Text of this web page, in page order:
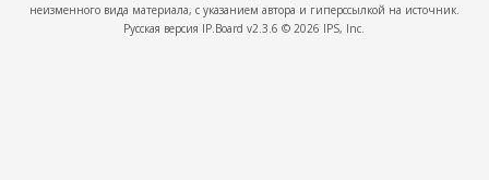
неизменного вида материала, с указанием автора и гиперссылкой на источник.
Русская версия IP.Board v2.3.6 © 2026 IPS, Inc.